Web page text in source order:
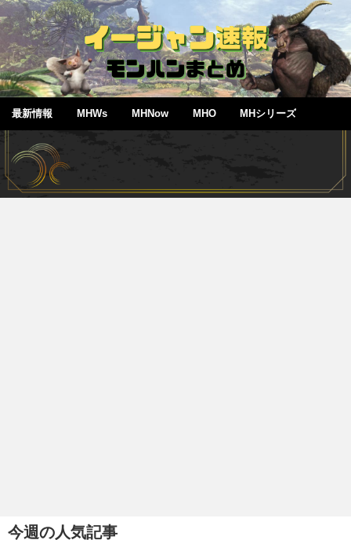
最新情報 MHWs MHNow MHO MHシリーズ
今週の人気記事